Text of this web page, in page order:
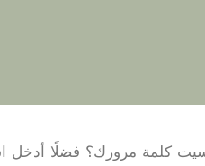
كلمة مرورك؟ فضلًا أدخل